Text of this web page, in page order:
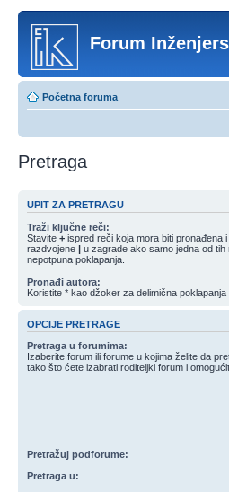
Forum
Početna foruma
Pretraga
UPIT ZA PRETRAGU
Traži ključne reči:
Stavite + ispred reči koja mora biti pronađena i
razdvojene | u zagrade ako samo jedna od
nepotpuna poklapanja.
Pronađi autora:
Koristite * kao džoker za delimična poklapanja
OPCIJE PRETRAGE
Pretraga u forumima:
Izaberite forum ili forume u kojima želite da
tako što ćete izabrati roditeljki forum i
Pretražuj podforume:
Pretraga u: